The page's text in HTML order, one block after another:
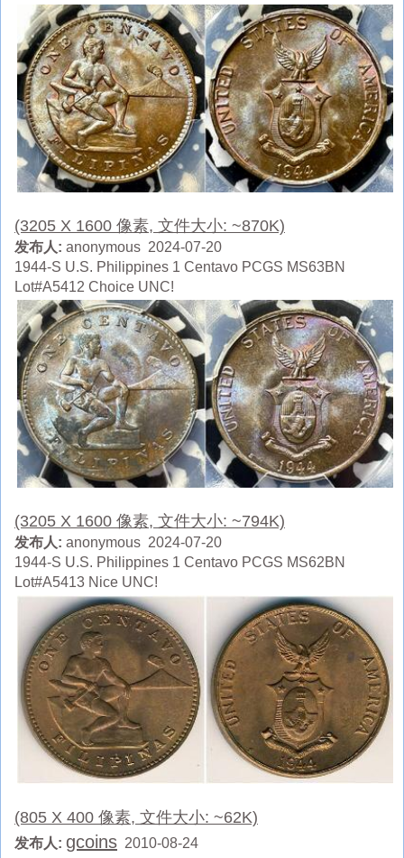
(3205 X 1600 像素, 文件大小: ~870K)
发布人: anonymous 2024-07-20
1944-S U.S. Philippines 1 Centavo PCGS MS63BN
Lot#A5412 Choice UNC!
(3205 X 1600 像素, 文件大小: ~794K)
发布人: anonymous 2024-07-20
1944-S U.S. Philippines 1 Centavo PCGS MS62BN
Lot#A5413 Nice UNC!
(805 X 400 像素, 文件大小: ~62K)
发布人: gcoins 2010-08-24